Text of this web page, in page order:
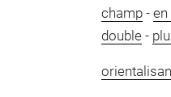
champ- en
double-